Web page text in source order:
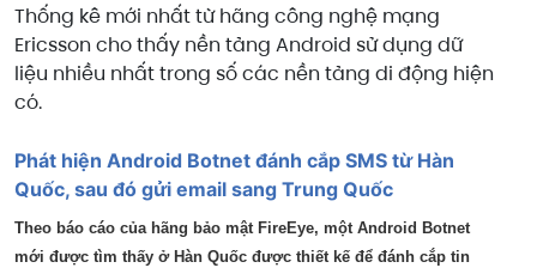
Thống kê mới nhất từ hãng công nghệ mạng
Ericsson cho thấy nền tảng Android sử dụng dữ
liệu nhiều nhất trong số các nền tảng di động hiện
có.
Phát hiện Android Botnet đánh cắp SMS từ Hàn
Quốc, sau đó gửi email sang Trung Quốc
Theo báo cáo của hãng bảo mật FireEye, một Android Botnet
mới được tìm thấy ở Hàn Quốc được thiết kế để đánh cắp tin